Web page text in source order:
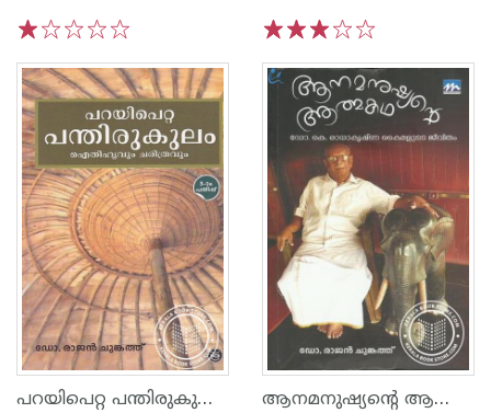
പറയിപെറ്റ പന്തിരുകുലം ഐതിഹ്യവും ചരിത്രവും ആനമനുഷ്യന്റെ ആത്മകഥ